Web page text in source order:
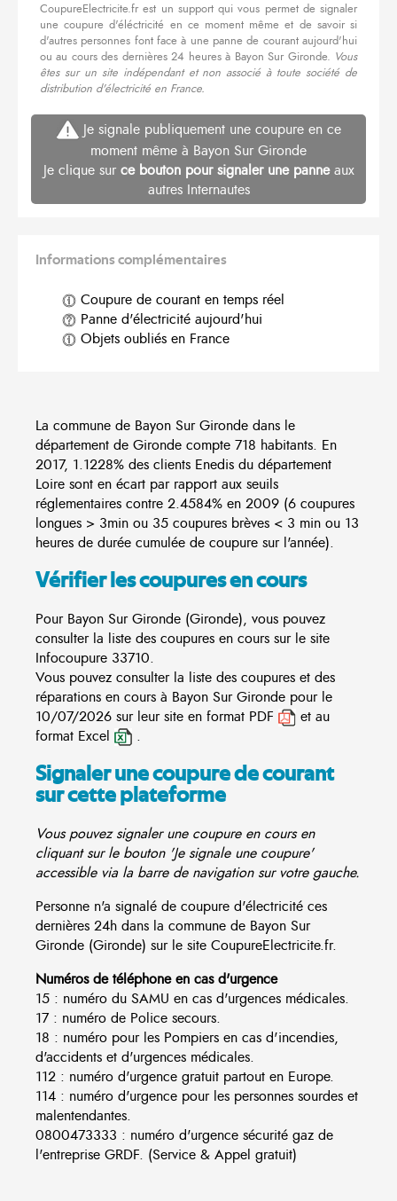
CoupureElectricite.fr est un support qui vous permet de signaler
une coupure d'éléctricité en ce moment même et de savoir si
d'autres personnes font face à une panne de courant aujourd'hui
ou au cours des dernières 24 heures à Bayon Sur Gironde. Vous
êtes sur un site indépendant et non associé à toute société de
distribution d'électricité en France.
Je signale publiquement une coupure en ce
moment même à Bayon Sur Gironde
Je clique sur ce bouton pour signaler une panneaux
autres Internautes
Informations complémentaires
Coupure de courant en temps réel
Panne d'électricité aujourd'hui
Objets oubliés en France
La commune de Bayon Sur Gironde dans le
département de Gironde compte 718 habitants. En
2017, 1.1228% des clients Enedis du département
Loire sont en écart par rapport aux seuils
réglementaires contre 2.4584% en 2009 (6 coupures
longues > 3min ou 35 coupures brèves < 3 min ou 13
heures de durée cumulée de coupure sur l'année).
Vérifier les coupures en cours
Pour Bayon Sur Gironde (Gironde), vous pouvez
consulter la liste des coupures en cours sur le site
Infocoupure 33710.
Vous pouvez consulter la liste des coupures et des
réparations en cours à Bayon Sur Gironde pour le
10/07/2026 sur leur site en format PDF
et au
format Excel
.
Signaler une coupure de courant
sur cette plateforme
Vous pouvez signaler une coupure en cours en
cliquant sur le bouton 'Je signale une coupure'
accessible via la barre de navigation sur votre gauche.
Personne n'a signalé de coupure d'électricité ces
dernières 24h dans la commune de Bayon Sur
Gironde (Gironde) sur le site CoupureElectricite.fr.
Numéros de téléphone en cas d'urgence
15 : numéro du SAMU en cas d'urgences médicales.
17 : numéro de Police secours.
18 : numéro pour les Pompiers en cas d'incendies,
d'accidents et d'urgences médicales.
112 : numéro d'urgence gratuit partout en Europe.
114 : numéro d'urgence pour les personnes sourdes et
malentendantes.
0800473333 : numéro d'urgence sécurité gaz de
l'entreprise GRDF. (Service & Appel gratuit)